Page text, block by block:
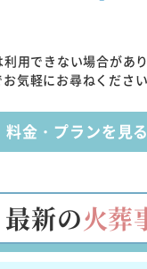
用できない場合があ
気軽にお尋ねください
料金・プランを見る
最新の火葬